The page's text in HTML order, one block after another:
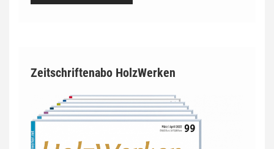
Zeitschriftenabo HolzWerken